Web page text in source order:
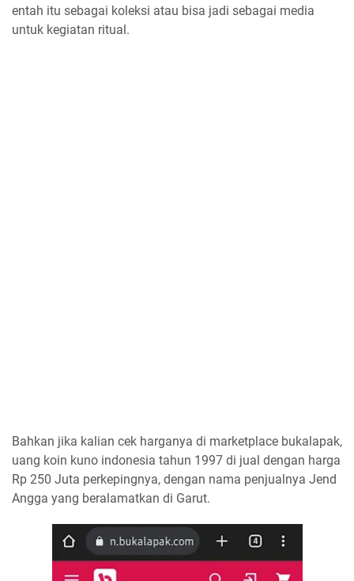
entah itu sebagai koleksi atau bisa jadi sebagai media
untuk kegiatan ritual.
Bahkan jika kalian cek harganya di marketplace bukalapak,
uang koin kuno indonesia tahun 1997 di jual dengan harga
Rp 250 Juta perkepingnya, dengan nama penjualnya Jend
Angga yang beralamatkan di Garut.